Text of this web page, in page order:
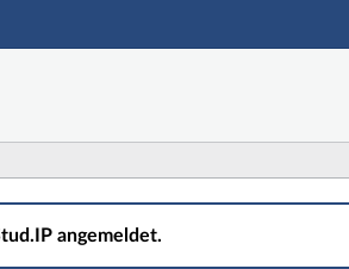
Hauptnavigation
G (alte BPO Modul 7) Sport- und
angemeldet.